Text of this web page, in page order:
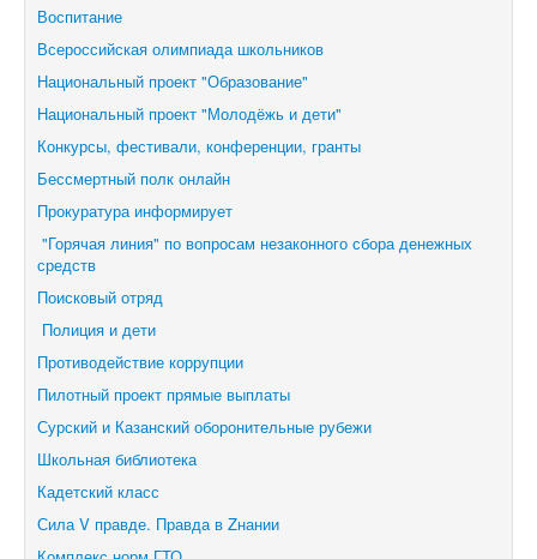
Воспитание
Всероссийская олимпиада школьников
Национальный проект "Образование"
Национальный проект "Молодёжь и дети"
Конкурсы, фестивали, конференции, гранты
Бессмертный полк онлайн
Прокуратура информирует
"Горячая линия" по вопросам незаконного сбора денежных
средств
Поисковый отряд
Полиция и дети
Противодействие коррупции
Пилотный проект прямые выплаты
Сурский и Казанский оборонительные рубежи
Школьная библиотека
Кадетский класс
Сила V правде. Правда в Zнании